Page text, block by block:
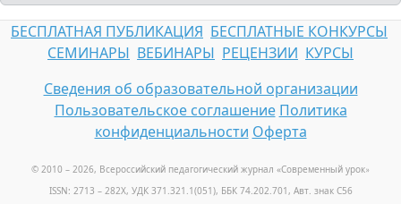
БЕСПЛАТНАЯ ПУБЛИКАЦИЯ БЕСПЛАТНЫЕ КОНКУРСЫ
СЕМИНАРЫ ВЕБИНАРЫ РЕЦЕНЗИИ КУРСЫ
Сведения об образовательной организации
Пользовательское соглашение Политика
конфиденциальности Оферта
© 2010 – 2026, Всероссийский педагогический журнал «Современный урок»
ISSN: 2713 – 282X, УДК 371.321.1(051), ББК 74.202.701, Авт. знак С56